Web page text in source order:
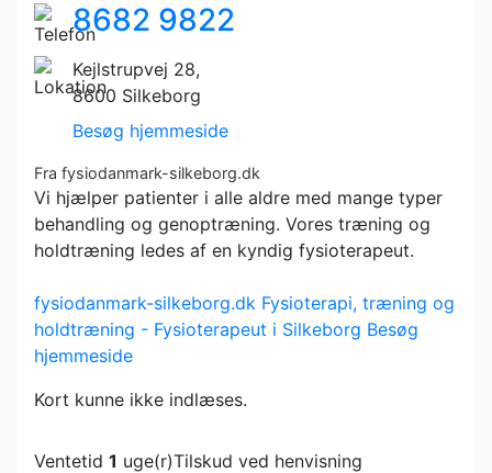
8682 9822
Kejlstrupvej 28,
8600 Silkeborg
Besøg hjemmeside
Fra fysiodanmark-silkeborg.dk
Vi hjælper patienter i alle aldre med mange typer
behandling og genoptræning. Vores træning og
holdtræning ledes af en kyndig fysioterapeut.
fysiodanmark-silkeborg.dk Fysioterapi, træning og
holdtræning - Fysioterapeut i Silkeborg Besøg
hjemmeside
Kort kunne ikke indlæses.
Ventetid 1 uge(r)Tilskud ved henvisning